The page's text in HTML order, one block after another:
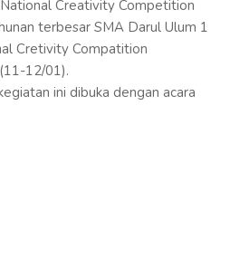
Creativity Competition
terbesar SMA Darul Ulum 1
Cretivity Compatition
12/01).
ini dibuka dengan acara